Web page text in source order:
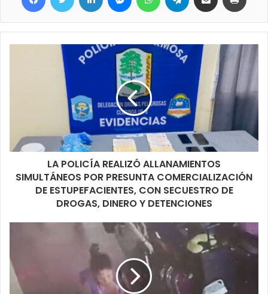
LA POLICÍA REALIZÓ ALLANAMIENTOS
SIMULTÁNEOS POR PRESUNTA COMERCIALIZACIÓN
DE ESTUPEFACIENTES, CON SECUESTRO DE
DROGAS, DINERO Y DETENCIONES